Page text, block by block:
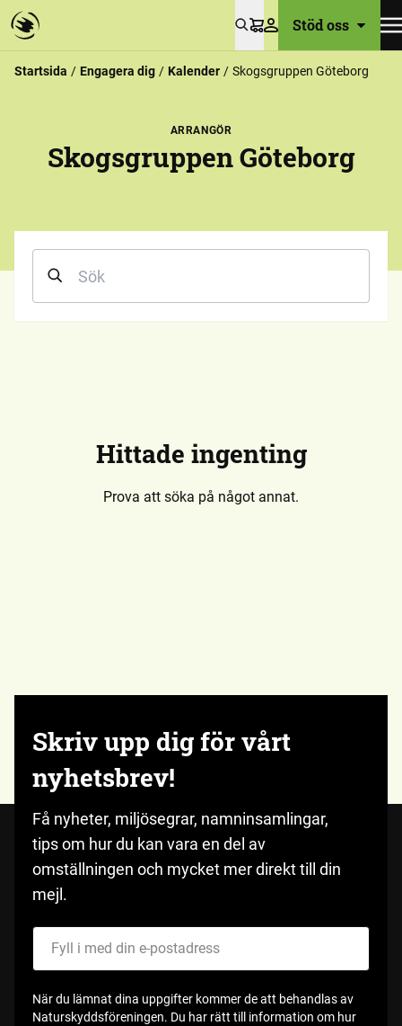
VarukorgStöd oss
Startsida Engagera dig Kalender Skogsgruppen Göteborg
ARRANGÖR
Skogsgruppen Göteborg
Hittade ingenting
Prova att söka på något annat.
Skriv upp dig för vårt
nyhetsbrev!
Få nyheter, miljösegrar, namninsamlingar,
tips om hur du kan vara en del av
omställningen och mycket mer direkt till din
mejl.
När du lämnat dina uppgifter kommer de att behandlas av
Naturskyddsföreningen. Du har rätt till information om hur